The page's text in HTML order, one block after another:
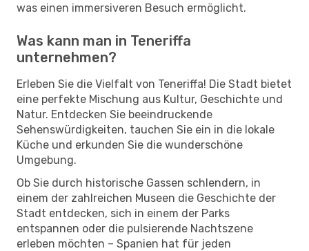
was einen immersiveren Besuch ermöglicht.
Was kann man in Teneriffa
unternehmen?
Erleben Sie die Vielfalt von Teneriffa! Die Stadt bietet
eine perfekte Mischung aus Kultur, Geschichte und
Natur. Entdecken Sie beeindruckende
Sehenswürdigkeiten, tauchen Sie ein in die lokale
Küche und erkunden Sie die wunderschöne
Umgebung.
Ob Sie durch historische Gassen schlendern, in
einem der zahlreichen Museen die Geschichte der
Stadt entdecken, sich in einem der Parks
entspannen oder die pulsierende Nachtszene
erleben möchten – Spanien hat für jeden